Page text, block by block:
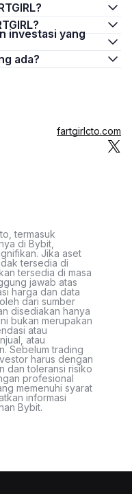
ada?
fartgirlcto.com
termasuk
di Bybit,
Jika aset
tersedia di
tersedia di masa
jawab atas
harga dan data
dari sumber
disediakan hanya
bukan merupakan
atau
atau
Sebelum trading
harus dengan
dan toleransi risiko
profesional
memenuhi syarat
informasi
Bybit.